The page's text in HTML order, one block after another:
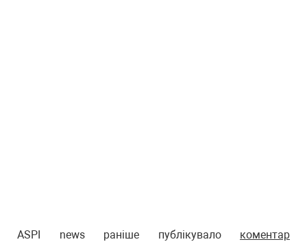
ASPI news раніше публікувало коментар